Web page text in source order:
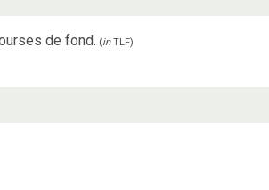
de fond. (inTLF)